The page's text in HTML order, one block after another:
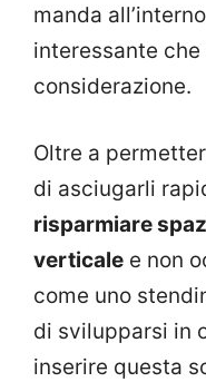
manda
interessante
considerazione.
Oltre a
di asciugarli
risparmiare
verticale e non
come uno
di svilupparsi in
inserire questa